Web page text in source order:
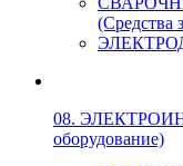
08.
оборудование)